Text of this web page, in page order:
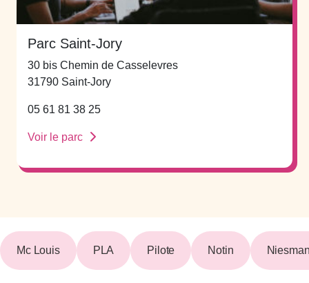
Parc Saint-Jory
30 bis Chemin de Casselevres
31790 Saint-Jory
05 61 81 38 25
Voir le parc
Mc Louis PLA Pilote Notin